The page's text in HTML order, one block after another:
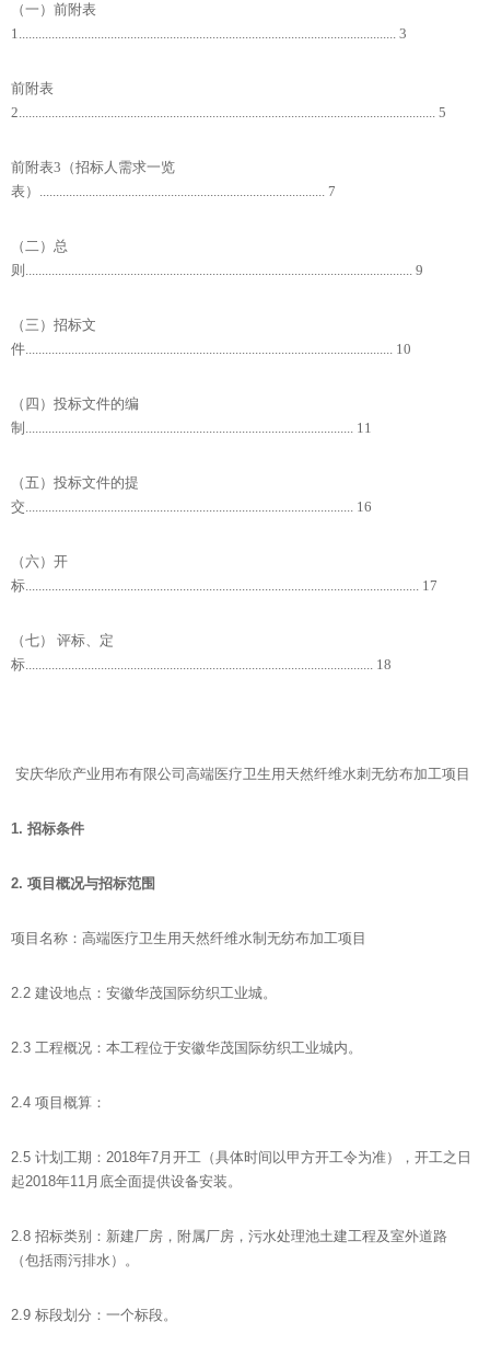
（一）前附表
1................................................................................................................... 3
前附表
2............................................................................................................................... 5
前附表3（招标人需求一览
表）....................................................................................... 7
（二）总
则...................................................................................................................... 9
（三）招标文
件................................................................................................................ 10
（四）投标文件的编
制.................................................................................................... 11
（五）投标文件的提
交.................................................................................................... 16
（六）开
标........................................................................................................................ 17
（七） 评标、定
标.......................................................................................................... 18
安庆华欣产业用布有限公司高端医疗卫生用天然纤维水刺无纺布加工项目
1. 招标条件
2. 项目概况与招标范围
项目名称：高端医疗卫生用天然纤维水制无纺布加工项目
2.2 建设地点：安徽华茂国际纺织工业城。
2.3 工程概况：本工程位于安徽华茂国际纺织工业城内。
2.4 项目概算：
2.5 计划工期：2018年7月开工（具体时间以甲方开工令为准），开工之日
起2018年11月底全面提供设备安装。
2.8 招标类别：新建厂房，附属厂房，污水处理池土建工程及室外道路
（包括雨污排水）。
2.9 标段划分：一个标段。